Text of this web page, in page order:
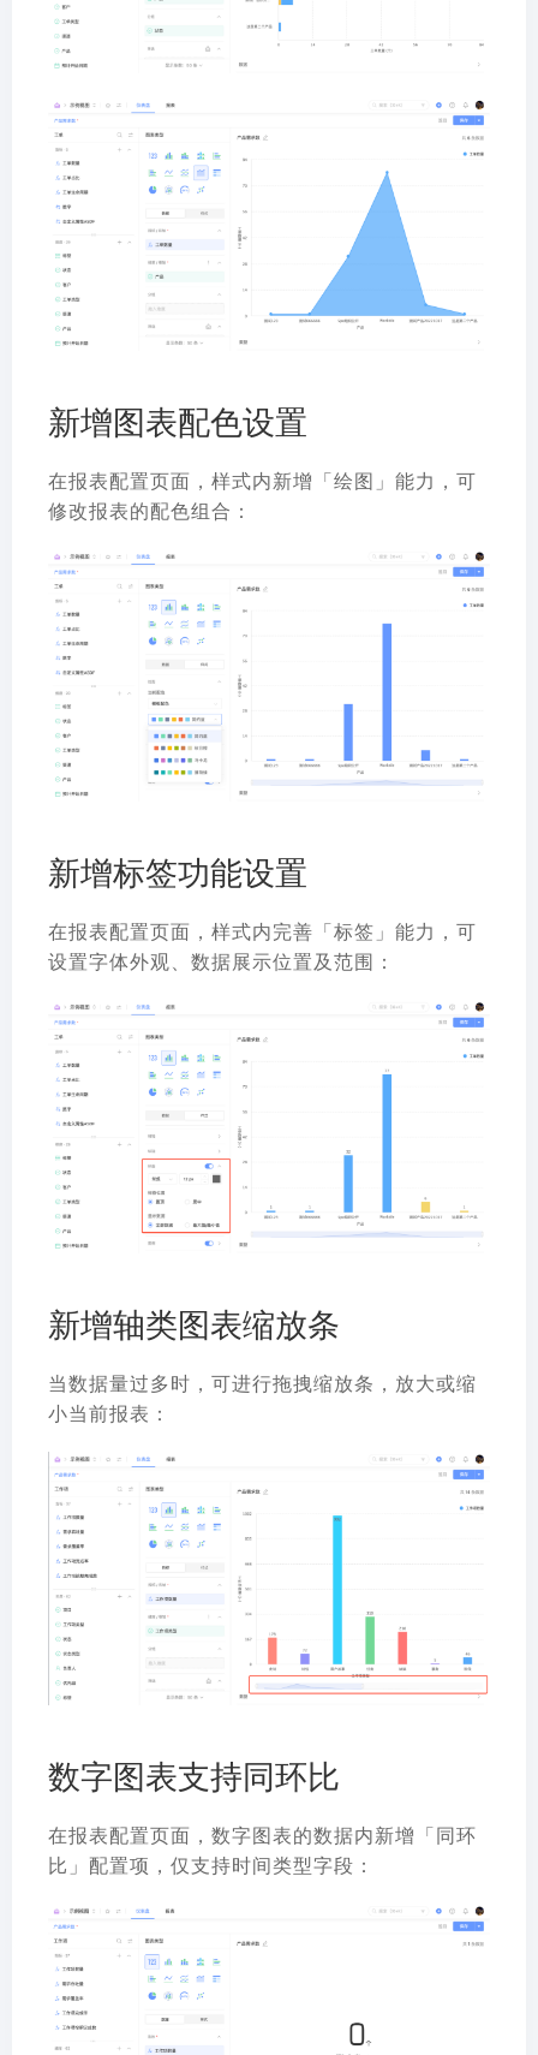
新增图表配色设置
在报表配置页面，样式内新增「绘图」能力，可
修改报表的配色组合：
新增标签功能设置
在报表配置页面，样式内完善「标签」能力，可
设置字体外观、数据展示位置及范围：
新增轴类图表缩放条
当数据量过多时，可进行拖拽缩放条，放大或缩
小当前报表：
数字图表支持同环比
在报表配置页面，数字图表的数据内新增「同环
比」配置项，仅支持时间类型字段：